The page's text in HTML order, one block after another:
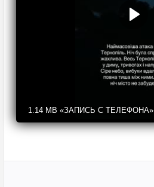
1.14 MB «ЗАПИСЬ С ТЕЛЕФОНА»